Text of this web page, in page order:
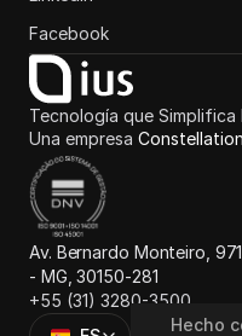
Facebook
Tecnología que Simplifica
Una empresa
Av. Bernardo Monteiro,
- MG, 30150-281
+55 (31) 3280-3500
Select Language Hecho
Hecho